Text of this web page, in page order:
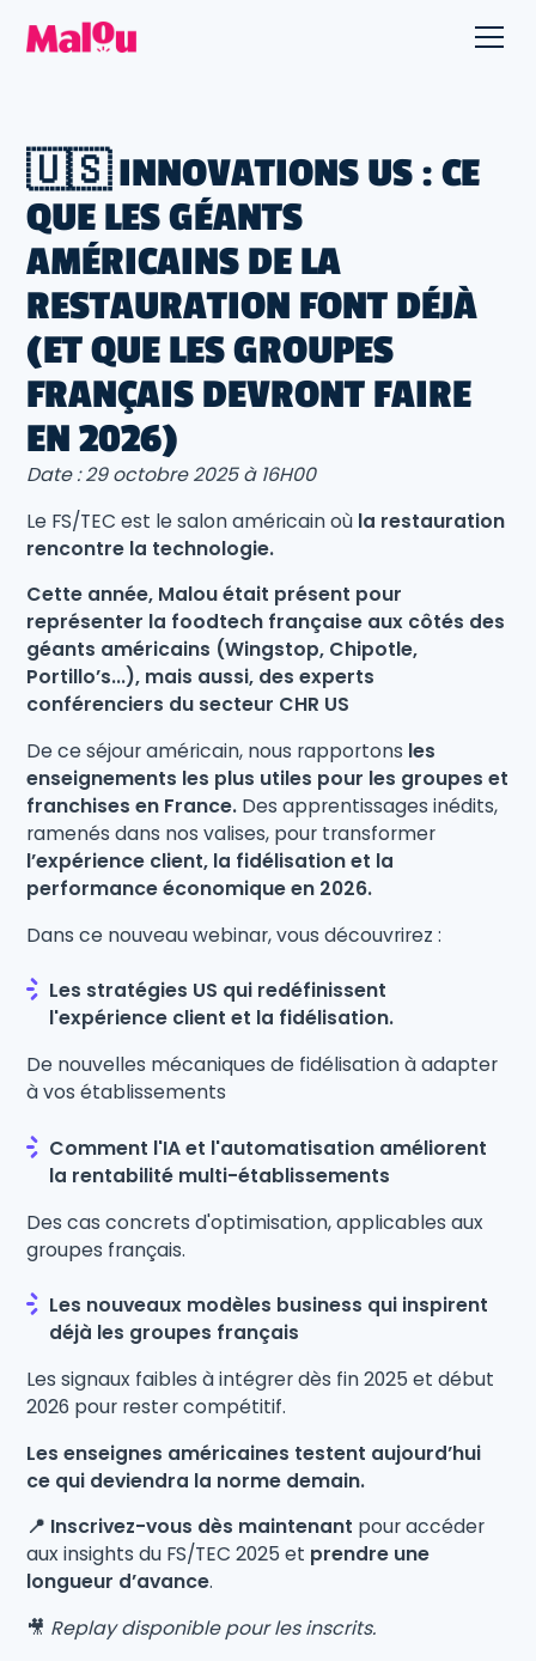
🇺🇸 INNOVATIONS US : CE
QUE LES GÉANTS
AMÉRICAINS DE LA
RESTAURATION FONT DÉJÀ
(ET QUE LES GROUPES
FRANÇAIS DEVRONT FAIRE
EN 2026)
Date : 29 octobre 2025 à 16H00
Le FS/TEC est le salon américain où la restauration
rencontre la technologie.
Cette année, Malou était présent pour
représenter la foodtech française aux côtés des
géants américains (Wingstop, Chipotle,
Portillo’s...), mais aussi, des experts
conférenciers du secteur CHR US
De ce séjour américain, nous rapportons les
enseignements les plus utiles pour les groupes et
franchises en France. Des apprentissages inédits,
ramenés dans nos valises, pour transformer
l’expérience client, la fidélisation et la
performance économique en 2026.
Dans ce nouveau webinar, vous découvrirez :
Les stratégies US qui redéfinissent
l'expérience client et la fidélisation.
De nouvelles mécaniques de fidélisation à adapter
à vos établissements
Comment l'IA et l'automatisation améliorent
la rentabilité multi-établissements
Des cas concrets d'optimisation, applicables aux
groupes français.
Les nouveaux modèles business qui inspirent
déjà les groupes français
Les signaux faibles à intégrer dès fin 2025 et début
2026 pour rester compétitif.
Les enseignes américaines testent aujourd’hui
ce qui deviendra la norme demain.
📍 Inscrivez-vous dès maintenant pour accéder
aux insights du FS/TEC 2025 et prendre une
longueur d’avance.
🎥 Replay disponible pour les inscrits.